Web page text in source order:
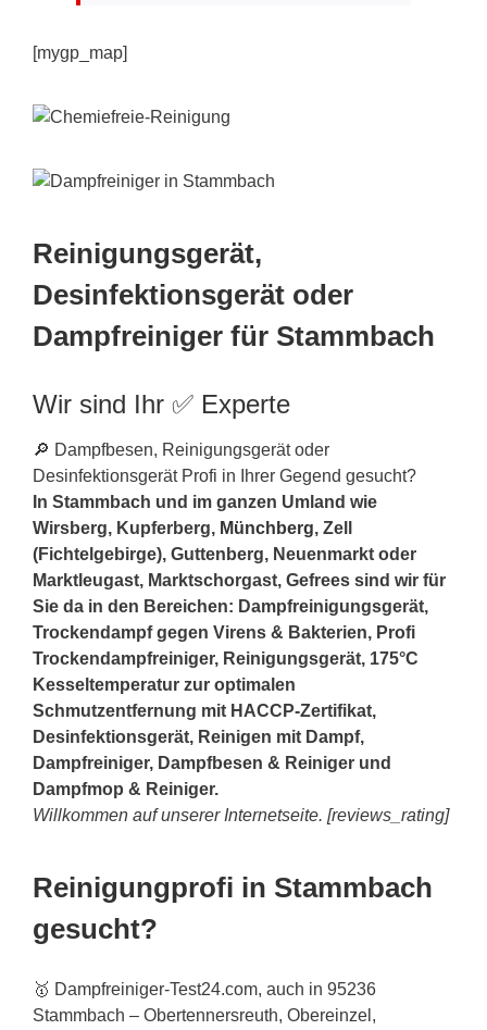
[mygp_map]
Reinigungsgerät,
Desinfektionsgerät oder
Dampfreiniger für Stammbach
Wir sind Ihr ✅ Experte
🔎 Dampfbesen, Reinigungsgerät oder
Desinfektionsgerät Profi in Ihrer Gegend gesucht?
In Stammbach und im ganzen Umland wie
Wirsberg, Kupferberg, Münchberg, Zell
(Fichtelgebirge), Guttenberg, Neuenmarkt oder
Marktleugast, Marktschorgast, Gefrees sind wir für
Sie da in den Bereichen: Dampfreinigungsgerät,
Trockendampf gegen Virens & Bakterien, Profi
Trockendampfreiniger, Reinigungsgerät, 175°C
Kesseltemperatur zur optimalen
Schmutzentfernung mit HACCP-Zertifikat,
Desinfektionsgerät, Reinigen mit Dampf,
Dampfreiniger, Dampfbesen & Reiniger und
Dampfmop & Reiniger.
Willkommen auf unserer Internetseite. [reviews_rating]
Reinigungprofi in Stammbach
gesucht?
🥇 Dampfreiniger-Test24.com, auch in 95236
Stammbach – Obertennersreuth, Obereinzel,